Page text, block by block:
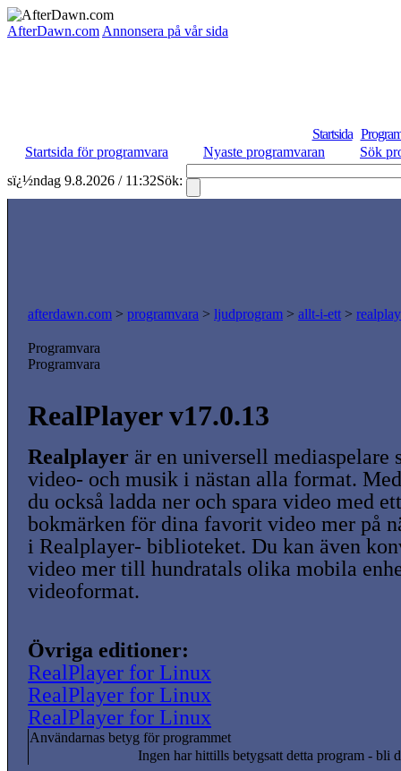
AfterDawn.com Annonsera på vår sida
Startsida
Startsida för programvara
Nyaste programvaran
Sök
sï¿½ndag 9.8.2026 / 11:32Sök:
afterdawn.com > programvara > ljudprogram > allt-i-ett >
Programvara
Programvara
RealPlayer v17.0.13
Realplayer är en universell mediaspelare
video- och musik i nästan alla format.
du också ladda ner och spara video med
bokmärken för dina favorit video mer på
i Realplayer- biblioteket. Du kan även
video mer till hundratals olika mobila
videoformat.
Övriga editioner:
RealPlayer for Linux
RealPlayer for Linux
RealPlayer for Linux
Användarnas betyg för programmet
Ingen har hittills betygsatt detta program - bli